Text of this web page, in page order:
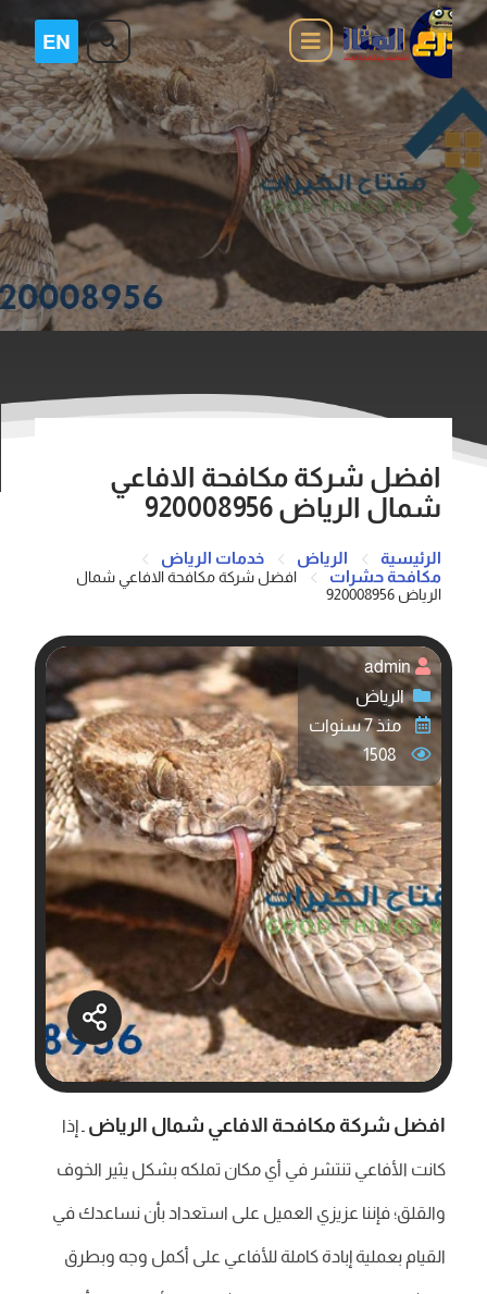
افضل شركة مكافحة الافاعي
شمال الرياض 920008956
الرئيسية الرياض
خدمات الرياض
مكافحة حشرات
افضل شركة مكافحة الافاعي شمال
الرياض 920008956
admin
الرياض
منذ 7 سنوات
افضل شركة مكافحة الافاعي شمال الرياض ـ إذا
كانت الأفاعي تنتشر في أي مكان تملكه بشكل يثير الخوف
والقلق؛ فإننا عزيزي العميل على استعداد بأن نساعدك في
القيام بعملية إبادة كاملة للأفاعي على أكمل وجه وبطرق